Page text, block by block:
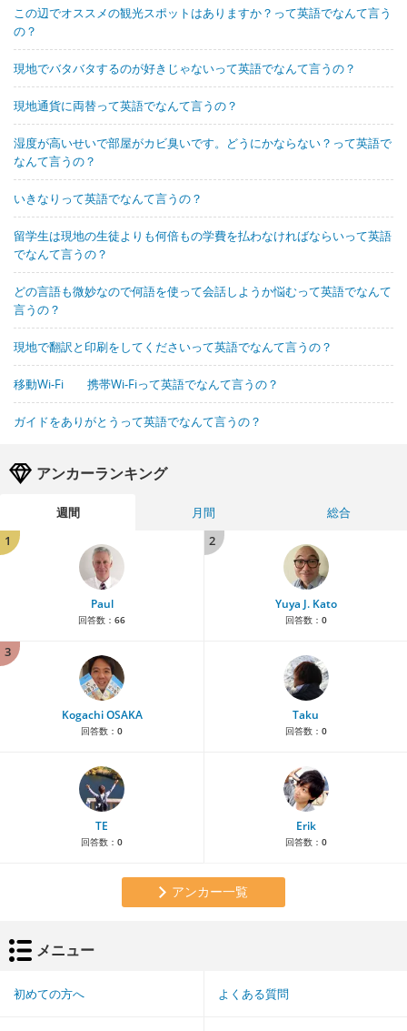
この辺でオススメの観光スポットはありますか？って英語でなんて言う
の？
現地でバタバタするのが好きじゃないって英語でなんて言うの？
現地通貨に両替って英語でなんて言うの？
湿度が高いせいで部屋がカビ臭いです。どうにかならない？って英語で
なんて言うの？
いきなりって英語でなんて言うの？
留学生は現地の生徒よりも何倍もの学費を払わなければならいって英語
でなんて言うの？
どの言語も微妙なので何語を使って会話しようか悩むって英語でなんて
言うの？
現地で翻訳と印刷をしてくださいって英語でなんて言うの？
移動Wi-Fi 携帯Wi-Fiって英語でなんて言うの？
ガイドをありがとうって英語でなんて言うの？
アンカーランキング
週間 月間
総合
1
Paul
回答数： 66
2
Yuya J. Kato
回答数： 0
3
Kogachi OSAKA
回答数： 0
Taku
回答数： 0
TE
回答数： 0
Erik
回答数： 0
アンカー一覧
メニュー
初めての方へ よくある質問